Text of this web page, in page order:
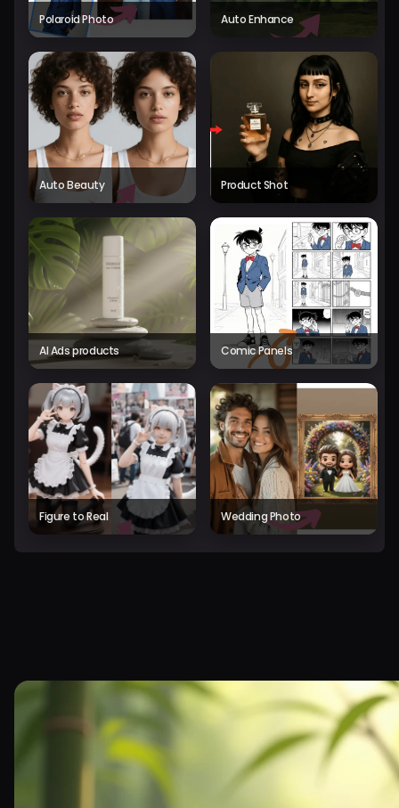
Polaroid Photo Auto Enhance
Auto Beauty Product Shot
AI Ads products Comic Panels
Figure to Real Wedding Photo